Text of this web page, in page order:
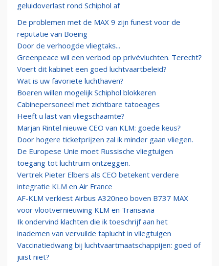
geluidoverlast rond Schiphol af
De problemen met de MAX 9 zijn funest voor de
reputatie van Boeing
Door de verhoogde vliegtaks...
Greenpeace wil een verbod op privévluchten. Terecht?
Voert dit kabinet een goed luchtvaartbeleid?
Wat is uw favoriete luchthaven?
Boeren willen mogelijk Schiphol blokkeren
Cabinepersoneel met zichtbare tatoeages
Heeft u last van vliegschaamte?
Marjan Rintel nieuwe CEO van KLM: goede keus?
Door hogere ticketprijzen zal ik minder gaan vliegen.
De Europese Unie moet Russische vliegtuigen
toegang tot luchtruim ontzeggen.
Vertrek Pieter Elbers als CEO betekent verdere
integratie KLM en Air France
AF-KLM verkiest Airbus A320neo boven B737 MAX
voor vlootvernieuwing KLM en Transavia
Ik ondervind klachten die ik toeschrijf aan het
inademen van vervuilde taplucht in vliegtuigen
Vaccinatiedwang bij luchtvaartmaatschappijen: goed of
juist niet?